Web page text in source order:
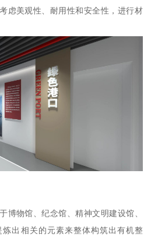
虑美观性、耐用性和安全性，进行材
博物馆、纪念馆、精神文明建设馆、
出相关的元素来整体构筑出有机整